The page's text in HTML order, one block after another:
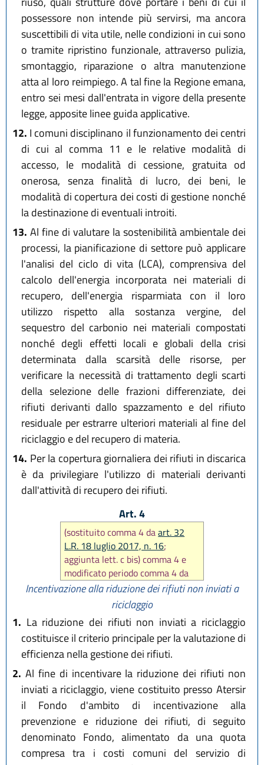
possessore non intende più servirsi, ma ancora
suscettibili di vita utile, nelle condizioni in cui sono
o tramite ripristino funzionale, attraverso pulizia,
smontaggio, riparazione o altra manutenzione
atta al loro reimpiego. A tal fine la Regione emana,
entro sei mesi dall'entrata in vigore della presente
legge, apposite linee guida applicative.
12. I comuni disciplinano il funzionamento dei centri
di cui al comma 11 e le relative modalità di
accesso, le modalità di cessione, gratuita od
onerosa, senza finalità di lucro, dei beni, le
modalità di copertura dei costi di gestione nonché
la destinazione di eventuali introiti.
13. Al fine di valutare la sostenibilità ambientale dei
processi, la pianificazione di settore può applicare
l'analisi del ciclo di vita (LCA), comprensiva del
calcolo dell'energia incorporata nei materiali di
recupero, dell'energia risparmiata con il loro
utilizzo rispetto alla sostanza vergine, del
sequestro del carbonio nei materiali compostati
nonché degli effetti locali e globali della crisi
determinata dalla scarsità delle risorse, per
verificare la necessità di trattamento degli scarti
della selezione delle frazioni differenziate, dei
rifiuti derivanti dallo spazzamento e del rifiuto
residuale per estrarre ulteriori materiali al fine del
riciclaggio e del recupero di materia.
14. Per la copertura giornaliera dei rifiuti in discarica
è da privilegiare l'utilizzo di materiali derivanti
dall'attività di recupero dei rifiuti.
Art. 4
(sostituito comma 4 daart. 32
L.R. 18 luglio 2017, n. 16;
aggiunta lett. c bis) comma 4 e
modificato periodo comma 4 da
art. 11 L.R. 10 dicembre 2019, n.
; aggiunti commi 2 bis e 4 bis e
sostituiti commi 3 e 4 da
L.R. 27 dicembre 2022, n. 23;
modificata lett. a) comma 4 da
art. 13 L.R. 29 dicembre 2025, n.
11 ; modificato comma 4 e
aggiunto comma 4 ter daart. 49
L.R. 28 luglio 2026, n. 9)
Incentivazione alla riduzione dei rifiuti non inviati a
riciclaggio
1. La riduzione dei rifiuti non inviati a riciclaggio
costituisce il criterio principale per la valutazione di
efficienza nella gestione dei rifiuti.
2. Al fine di incentivare la riduzione dei rifiuti non
inviati a riciclaggio, viene costituito presso Atersir
il Fondo d'ambito di incentivazione alla
prevenzione e riduzione dei rifiuti, di seguito
denominato Fondo, alimentato da una quota
compresa tra i costi comuni del servizio di